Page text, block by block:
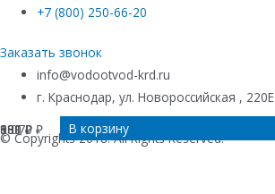
909₽ В корзину
881₽ В корзину
1 070 ₽ В корзину
680₽ В корзину
+7 (800) 250-66-20
Заказать звонок
info@vodootvod-krd.ru
г. Краснодар, ул. Новороссийская , 220Е
© Copyrights 2018. All Rights Reserved.